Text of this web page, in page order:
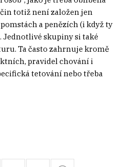
totiž není založen jen
a penězích (i když ty
skupiny si také
Ta často zahrnuje kromě
pravidel chování i
tetování nebo třeba